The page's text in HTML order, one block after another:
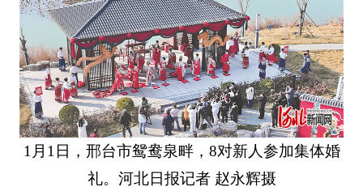
1月1日，邢台市鸳鸯泉畔，8对新人参加集体婚
礼。河北日报记者 赵永辉摄